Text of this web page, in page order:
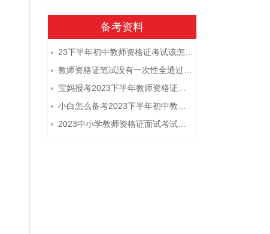
备考资料
• 23下半年初中教师资格证考试该怎么复习？
• 教师资格证笔试没有一次性全通过下次需要重新报考吗？
• 宝妈报考2023下半年教师资格证需要报班备考吗？
• 小白怎么备考2023下半年初中教师资格证笔试？
• 2023中小学教师资格证面试考试注意事项